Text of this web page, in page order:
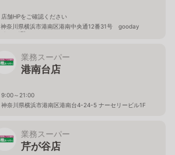
店舗HPをご確認ください
神奈川県横浜市港南区港南中央通12番31号 gooday
place 1階
業務スーパー
港南台店
9:00～21:00
神奈川県横浜市港南区港南台4-24-5 ナーセリービル1F
業務スーパー
芹が谷店